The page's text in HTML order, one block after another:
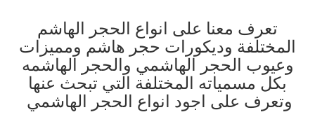
تعرف معنا على انواع الحجر الهاشم
المختلفة وديكورات حجر هاشم ومميزات
وعيوب الحجر الهاشمي والحجر الهاشمه
بكل مسمياته المختلفة التي تبحث عنها
وتعرف على اجود انواع الحجر الهاشمي